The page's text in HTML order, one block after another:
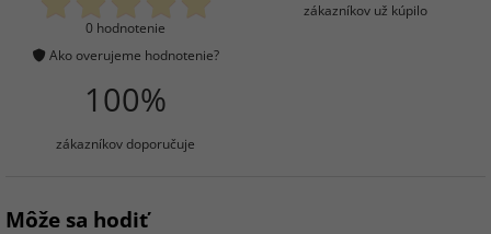
0 hodnotenie
Ako overujeme hodnotenie?
zákazníkov už kúpilo
100%
zákazníkov doporučuje
Môže sa hodiť